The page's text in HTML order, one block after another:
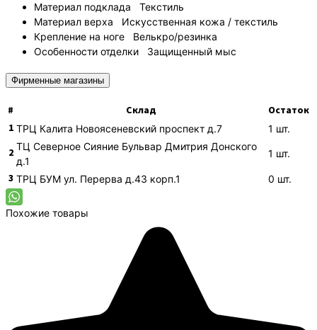
Материал подклада
Текстиль
Материал верха
Искусственная кожа / текстиль
Крепление на ноге
Велькро/резинка
Особенности отделки
Защищенный мыс
Фирменные магазины
# Склад
Остаток
1 ТРЦ Калита Новоясеневский проспект д.7 1 шт.
2 ТЦ Северное Сияние Бульвар Дмитрия Донского
д.1
1 шт.
3 ТРЦ БУМ ул. Перерва д.43 корп.1 0 шт.
Похожие товары